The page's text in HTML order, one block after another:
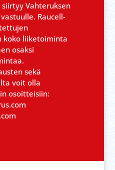
Vahteruksen
Raucell-
koko liiketoiminta
osaksi
sekä
voit olla
osoitteisiin: